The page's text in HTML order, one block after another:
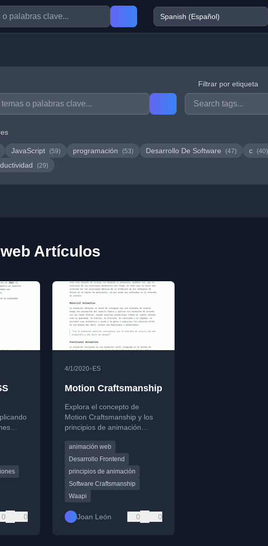
Filtrar por etiqueta
JavaScript (59) programación (53) Desarrollo De Software (47) c (40)
(29)
Artículos
CSS
0 0
4/1/2020• ES
Motion Craftsmanship
Explora el concepto de
Motion Craftsmanship y los
principios de animación
interfaces para crear
experiencias más realistas.
animación web
Desarrollo Frontend
principios de animación
Software Craftsmanship
Waapi
Joan León 0 0